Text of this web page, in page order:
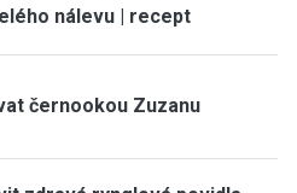
nálevu | recept
černookou Zuzanu